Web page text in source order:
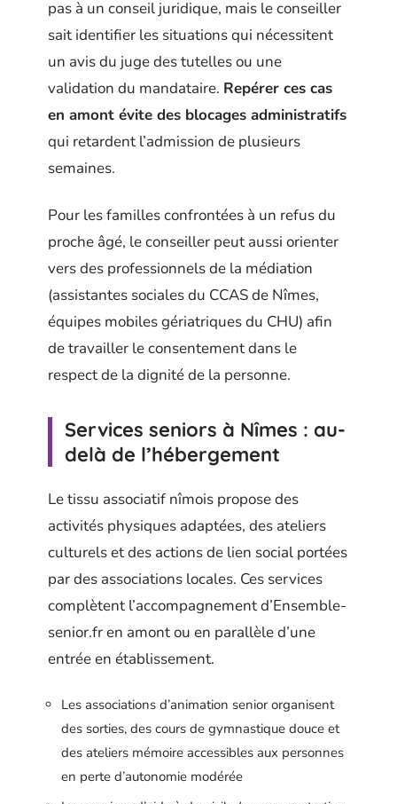
pas à un conseil juridique, mais le conseiller
sait identifier les situations qui nécessitent
un avis du juge des tutelles ou une
validation du mandataire. Repérer ces cas
en amont évite des blocages administratifs
qui retardent l’admission de plusieurs
semaines.
Pour les familles confrontées à un refus du
proche âgé, le conseiller peut aussi orienter
vers des professionnels de la médiation
(assistantes sociales du CCAS de Nîmes,
équipes mobiles gériatriques du CHU) afin
de travailler le consentement dans le
respect de la dignité de la personne.
Services seniors à Nîmes : au-
delà de l’hébergement
Le tissu associatif nîmois propose des
activités physiques adaptées, des ateliers
culturels et des actions de lien social portées
par des associations locales. Ces services
complètent l’accompagnement d’Ensemble-
senior.fr en amont ou en parallèle d’une
entrée en établissement.
Les associations d’animation senior organisent
des sorties, des cours de gymnastique douce et
des ateliers mémoire accessibles aux personnes
en perte d’autonomie modérée